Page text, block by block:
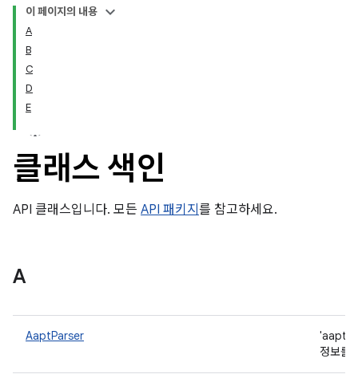
이 페이지의 내용
A
B
C
D
E
클래스 색인
API 클래스입니다. 모든 API 패키지 를 참고하세요.
A
AaptParser
'aapt
정보를